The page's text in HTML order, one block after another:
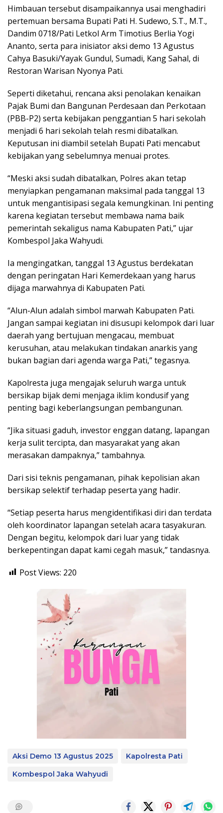
Himbauan tersebut disampaikannya usai menghadiri
pertemuan bersama Bupati Pati H. Sudewo, S.T., M.T.,
Dandim 0718/Pati Letkol Arm Timotius Berlia Yogi
Ananto, serta para inisiator aksi demo 13 Agustus
Cahya Basuki/Yayak Gundul, Sumadi, Kang Sahal, di
Restoran Warisan Nyonya Pati.
Seperti diketahui, rencana aksi penolakan kenaikan
Pajak Bumi dan Bangunan Perdesaan dan Perkotaan
(PBB-P2) serta kebijakan penggantian 5 hari sekolah
menjadi 6 hari sekolah telah resmi dibatalkan.
Keputusan ini diambil setelah Bupati Pati mencabut
kebijakan yang sebelumnya menuai protes.
“Meski aksi sudah dibatalkan, Polres akan tetap
menyiapkan pengamanan maksimal pada tanggal 13
untuk mengantisipasi segala kemungkinan. Ini penting
karena kegiatan tersebut membawa nama baik
pemerintah sekaligus nama Kabupaten Pati,” ujar
Kombespol Jaka Wahyudi.
Ia mengingatkan, tanggal 13 Agustus berdekatan
dengan peringatan Hari Kemerdekaan yang harus
dijaga marwahnya di Kabupaten Pati.
“Alun-Alun adalah simbol marwah Kabupaten Pati.
Jangan sampai kegiatan ini disusupi kelompok dari luar
daerah yang bertujuan mengacau, membuat
kerusuhan, atau melakukan tindakan anarkis yang
bukan bagian dari agenda warga Pati,” tegasnya.
Kapolresta juga mengajak seluruh warga untuk
bersikap bijak demi menjaga iklim kondusif yang
penting bagi keberlangsungan pembangunan.
“Jika situasi gaduh, investor enggan datang, lapangan
kerja sulit tercipta, dan masyarakat yang akan
merasakan dampaknya,” tambahnya.
Dari sisi teknis pengamanan, pihak kepolisian akan
bersikap selektif terhadap peserta yang hadir.
“Setiap peserta harus mengidentifikasi diri dan terdata
oleh koordinator lapangan setelah acara tasyakuran.
Dengan begitu, kelompok dari luar yang tidak
berkepentingan dapat kami cegah masuk,” tandasnya.
Post Views: 220
Aksi Demo 13 Agustus 2025
Kapolresta Pati
Kombespol Jaka Wahyudi